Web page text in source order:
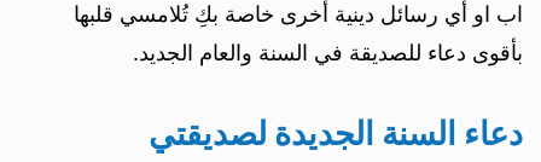
اب او أي رسائل دينية أخرى خاصة بكِ تُلامسي قلبها
بأقوى دعاء للصديقة في السنة والعام الجديد.
دعاء السنة الجديدة لصديقتي